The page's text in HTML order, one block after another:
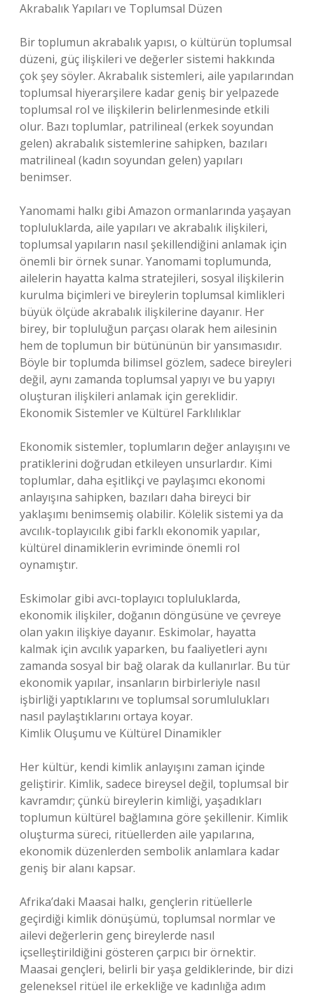
Akrabalık Yapıları ve Toplumsal Düzen
Bir toplumun akrabalık yapısı, o kültürün toplumsal
düzeni, güç ilişkileri ve değerler sistemi hakkında
çok şey söyler. Akrabalık sistemleri, aile yapılarından
toplumsal hiyerarşilere kadar geniş bir yelpazede
toplumsal rol ve ilişkilerin belirlenmesinde etkili
olur. Bazı toplumlar, patrilineal (erkek soyundan
gelen) akrabalık sistemlerine sahipken, bazıları
matrilineal (kadın soyundan gelen) yapıları
benimser.
Yanomami halkı gibi Amazon ormanlarında yaşayan
topluluklarda, aile yapıları ve akrabalık ilişkileri,
toplumsal yapıların nasıl şekillendiğini anlamak için
önemli bir örnek sunar. Yanomami toplumunda,
ailelerin hayatta kalma stratejileri, sosyal ilişkilerin
kurulma biçimleri ve bireylerin toplumsal kimlikleri
büyük ölçüde akrabalık ilişkilerine dayanır. Her
birey, bir topluluğun parçası olarak hem ailesinin
hem de toplumun bir bütününün bir yansımasıdır.
Böyle bir toplumda bilimsel gözlem, sadece bireyleri
değil, aynı zamanda toplumsal yapıyı ve bu yapıyı
oluşturan ilişkileri anlamak için gereklidir.
Ekonomik Sistemler ve Kültürel Farklılıklar
Ekonomik sistemler, toplumların değer anlayışını ve
pratiklerini doğrudan etkileyen unsurlardır. Kimi
toplumlar, daha eşitlikçi ve paylaşımcı ekonomi
anlayışına sahipken, bazıları daha bireyci bir
yaklaşımı benimsemiş olabilir. Kölelik sistemi ya da
avcılık-toplayıcılık gibi farklı ekonomik yapılar,
kültürel dinamiklerin evriminde önemli rol
oynamıştır.
Eskimolar gibi avcı-toplayıcı topluluklarda,
ekonomik ilişkiler, doğanın döngüsüne ve çevreye
olan yakın ilişkiye dayanır. Eskimolar, hayatta
kalmak için avcılık yaparken, bu faaliyetleri aynı
zamanda sosyal bir bağ olarak da kullanırlar. Bu tür
ekonomik yapılar, insanların birbirleriyle nasıl
işbirliği yaptıklarını ve toplumsal sorumlulukları
nasıl paylaştıklarını ortaya koyar.
Kimlik Oluşumu ve Kültürel Dinamikler
Her kültür, kendi kimlik anlayışını zaman içinde
geliştirir. Kimlik, sadece bireysel değil, toplumsal bir
kavramdır; çünkü bireylerin kimliği, yaşadıkları
toplumun kültürel bağlamına göre şekillenir. Kimlik
oluşturma süreci, ritüellerden aile yapılarına,
ekonomik düzenlerden sembolik anlamlara kadar
geniş bir alanı kapsar.
Afrika’daki Maasai halkı, gençlerin ritüellerle
geçirdiği kimlik dönüşümü, toplumsal normlar ve
ailevi değerlerin genç bireylerde nasıl
içselleştirildiğini gösteren çarpıcı bir örnektir.
Maasai gençleri, belirli bir yaşa geldiklerinde, bir dizi
geleneksel ritüel ile erkekliğe ve kadınlığa adım